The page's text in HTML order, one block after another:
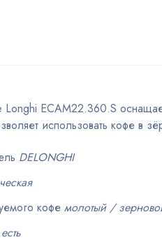
ECAM22.360.S
использовать кофе в
DELONGHI
кофе молотый /
есть